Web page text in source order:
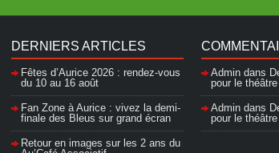
DERNIERS ARTICLES
Fêtes d’Aurice 2026 : rendez-vous
du 10 au 16 août
Fan Zone à Aurice : vivez la demi-
finale des Bleus sur grand écran
Retour en images sur les 2 ans du
Admin dans
pour le
Admin dans
pour le